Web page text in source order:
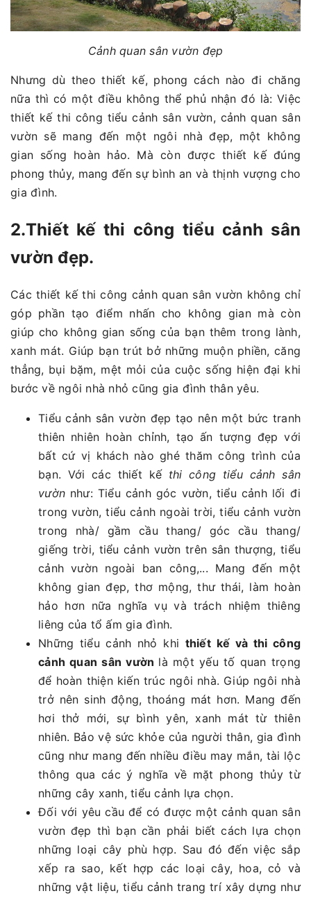
Cảnh quan sân vườn đẹp
Nhưng dù theo thiết kế, phong cách nào đi chăng
nữa thì có một điều không thể phủ nhận đó là: Việc
thiết kế thi công tiểu cảnh sân vườn, cảnh quan sân
vườn sẽ mang đến một ngôi nhà đẹp, một không
gian sống hoàn hảo. Mà còn được thiết kế đúng
phong thủy, mang đến sự bình an và thịnh vượng cho
gia đình.
2.Thiết kế thi công tiểu cảnh sân
vườn đẹp.
Các thiết kế thi công cảnh quan sân vườn không chỉ
góp phần tạo điểm nhấn cho không gian mà còn
giúp cho không gian sống của bạn thêm trong lành,
xanh mát. Giúp bạn trút bở những muộn phiền, căng
thẳng, bụi bặm, mệt mỏi của cuộc sống hiện đại khi
bước về ngôi nhà nhỏ cũng gia đình thân yêu.
Tiểu cảnh sân vườn đẹp tạo nên một bức tranh
thiên nhiên hoàn chỉnh, tạo ấn tượng đẹp với
bất cứ vị khách nào ghé thăm công trình của
bạn. Với các thiết kế thi công tiểu cảnh sân
vườn như: Tiểu cảnh góc vườn, tiểu cảnh lối đi
trong vườn, tiểu cảnh ngoài trời, tiểu cảnh vườn
trong nhà/ gầm cầu thang/ góc cầu thang/
giếng trời, tiểu cảnh vườn trên sân thượng, tiểu
cảnh vườn ngoài ban công,... Mang đến một
không gian đẹp, thơ mộng, thư thái, làm hoàn
hảo hơn nữa nghĩa vụ và trách nhiệm thiêng
liêng của tổ ấm gia đình.
Những tiểu cảnh nhỏ khi thiết kế và thi công
cảnh quan sân vườn là một yếu tố quan trọng
để hoàn thiện kiến trúc ngôi nhà. Giúp ngôi nhà
trở nên sinh động, thoáng mát hơn. Mang đến
hơi thở mới, sự bình yên, xanh mát từ thiên
nhiên. Bảo vệ sức khỏe của người thân, gia đình
cũng như mang đến nhiều điều may mắn, tài lộc
thông qua các ý nghĩa về mặt phong thủy từ
những cây xanh, tiểu cảnh lựa chọn.
Đối với yêu cầu để có được một cảnh quan sân
vườn đẹp thì bạn cần phải biết cách lựa chọn
những loại cây phù hợp. Sau đó đến việc sắp
xếp ra sao, kết hợp các loại cây, hoa, cỏ và
những vật liệu, tiểu cảnh trang trí xây dựng như